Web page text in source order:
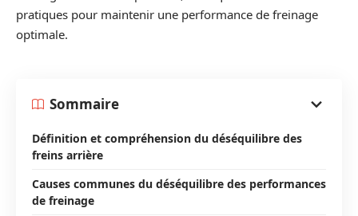
pratiques pour maintenir une performance de freinage
optimale.
Sommaire
Définition et compréhension du déséquilibre des
freins arrière
Causes communes du déséquilibre des performances
de freinage